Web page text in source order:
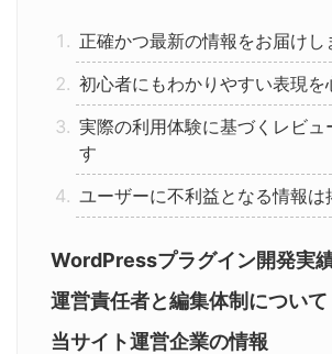
正確かつ最新の情報をお届けし
初心者にもわかりやすい表現を
実際の利用体験に基づくレビュ
す
ユーザーに不利益となる情報は
WordPressプラグイン開発実
運営責任者と編集体制について
当サイト運営企業の情報